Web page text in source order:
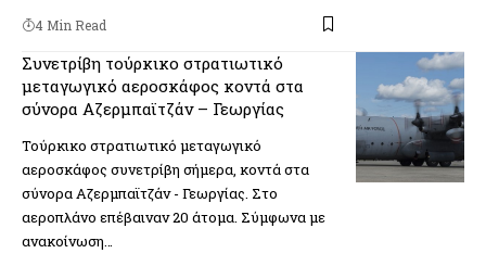
4 Min Read
Συνετρίβη τούρκικο στρατιωτικό
μεταγωγικό αεροσκάφος κοντά στα
σύνορα Αζερμπαϊτζάν – Γεωργίας
Τούρκικο στρατιωτικό μεταγωγικό
αεροσκάφος συνετρίβη σήμερα, κοντά στα
σύνορα Αζερμπαϊτζάν - Γεωργίας. Στο
αεροπλάνο επέβαιναν 20 άτομα. Σύμφωνα με
ανακοίνωση…